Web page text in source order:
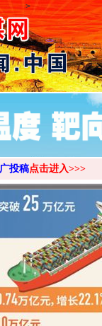
>
投稿点击进入>>>
全民健